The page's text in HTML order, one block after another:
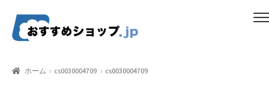
ナ
ビ
コ
ン
ホーム cs0030004709 cs0030004709